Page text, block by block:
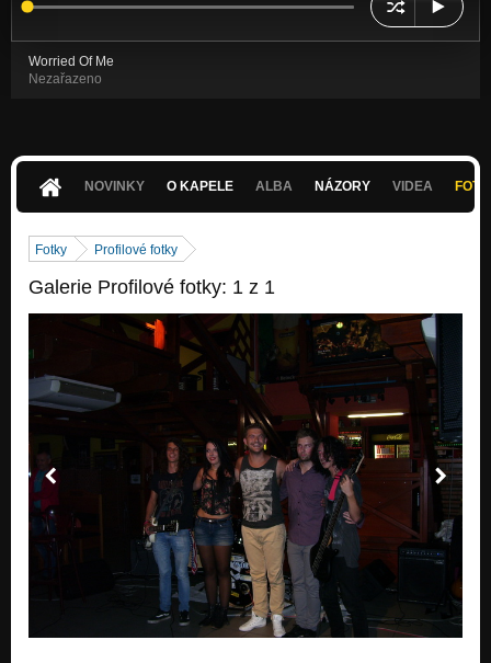
Worried Of Me
Nezařazeno
NOVINKY O KAPELE ALBA NÁZORY VIDEA
Fotky Profilové fotky
Galerie Profilové fotky: 1 z 1